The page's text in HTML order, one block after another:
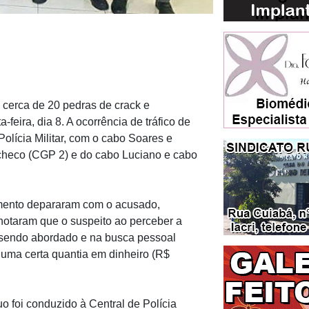
de 20 pedras de crack e
feira, dia 8. A ocorrência de tráfico de
Militar, com o cabo Soares e
(CGP 2) e do cabo Luciano e cabo
depararam com o acusado,
que o suspeito ao perceber a
abordado e na busca pessoal
certa quantia em dinheiro (R$
foi conduzido à Central de Polícia